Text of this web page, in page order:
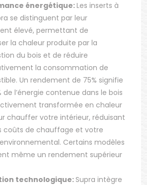
énergétique:Les inserts à
se distinguent par leur
élevé, permettant de
la chaleur produite par la
du bois et de réduire
la consommation de
Un rendement de 75% signifie
de l’énergie contenue dans le bois
transformée en chaleur
chauffer votre intérieur, réduisant
coûts de chauffage et votre
Certains modèles
même un rendement supérieur
technologique:Supra intègre